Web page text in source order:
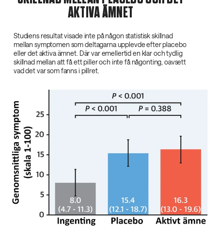
AKTIVA ÄMNET
Studiens resultat visade inte på någon statistisk skillnad
mellan symptomen som deltagarna upplevde efter placebo
eller det aktiva ämnet. Där var emellertid en klar och tydlig
skillnad mellan att få ett piller och inte få någonting, oavsett
vad det var som fanns i pillret.